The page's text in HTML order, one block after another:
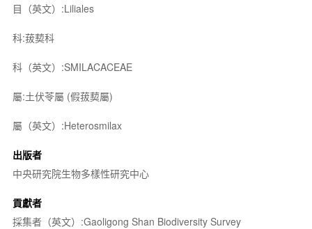
目（英文）:Liliales
科:菝葜科
科（英文）:SMILACACEAE
屬:土伏苓屬 (假菝葜屬)
屬（英文）:Heterosmilax
出版者
中央研究院生物多樣性研究中心
貢獻者
採集者（英文）:Gaoligong Shan Biodiversity Survey